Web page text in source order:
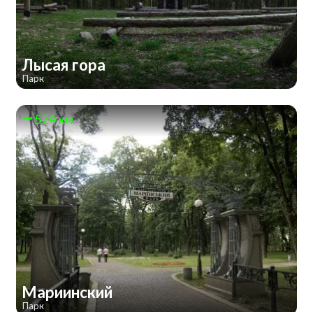
Лысая гора
Парк
524 км
Мариинский
Парк